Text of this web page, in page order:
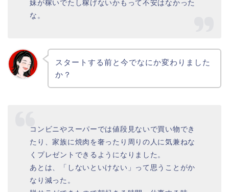
妹が稼いでたし稼げないかもって不安はなかった
な。
スタートする前と今でなにか変わりました
か？
コンビニやスーパーでは値段見ないで買い物でき
たり、家族に焼肉を奢ったり周りの人に気兼ねな
くプレゼントできるようになりました。
あとは、「しないといけない」って思うことがか
なり減った。